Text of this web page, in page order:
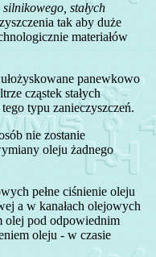
stałych
tak aby duże
materiałów
panewkowo
cząstek stałych
typu zanieczyszczeń.
nie zostanie
oleju żadnego
pełne ciśnienie oleju
a w kanałach olejowych
olej pod odpowiednim
oleju - w czasie